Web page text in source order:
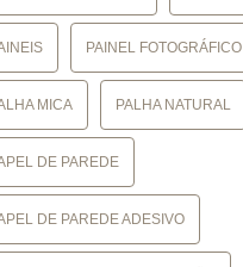
PAINEL FOTOGRÁFICO
MICA PALHA NATURAL
DE PAREDE
DE PAREDE ADESIVO